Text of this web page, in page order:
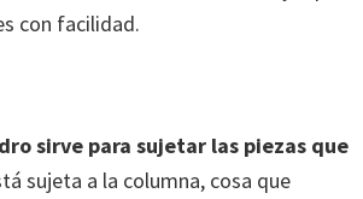
con facilidad.
sirve para sujetar las piezas que
sujeta a la columna, cosa que